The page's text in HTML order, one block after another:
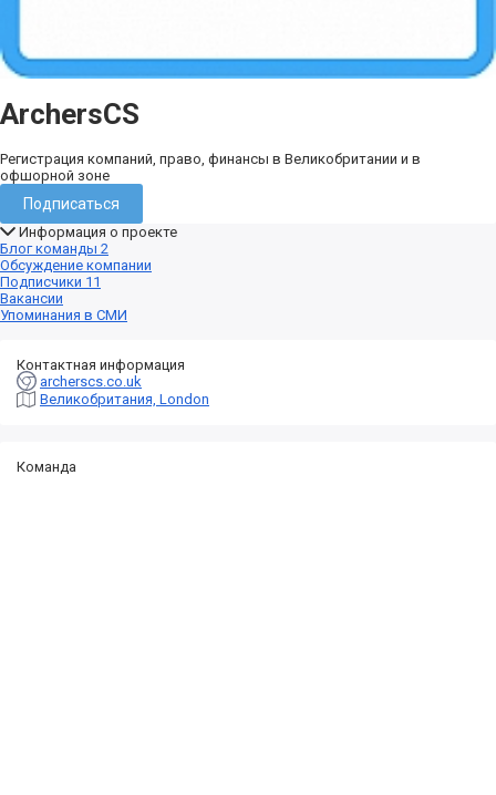
ArchersCS
Регистрация компаний, право, финансы в Великобритании и в
офшорной зоне
Подписаться
Информация о проекте
Блог команды 2
Обсуждение компании
Подписчики 11
Вакансии
Упоминания в СМИ
Контактная информация
archerscs.co.uk
Великобритания, London
Команда